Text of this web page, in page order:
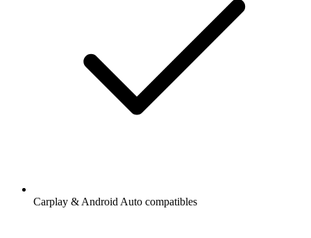
Carplay & Android Auto compatibles